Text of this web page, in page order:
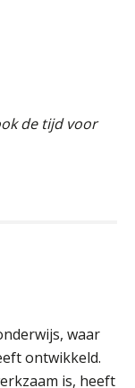
de tijd voor
waar
ontwikkeld.
is, heeft